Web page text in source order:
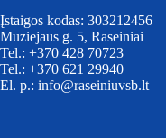
Įstaigos kodas: 303212456
Muziejaus g. 5, Raseiniai
Tel.: +370 428 70723
Tel.: +370 621 29940
El. p.: info@raseiniuvsb.lt